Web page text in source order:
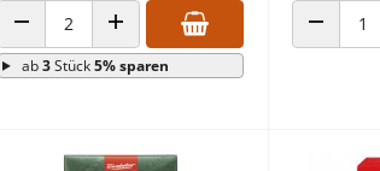
ANZAHL VERRINGERNANZAHL ERHÖHEN
ab3Stück5% sparen
ANZAHL